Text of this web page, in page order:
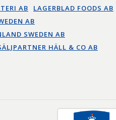
AB
LAGERBLAD FOODS AB
AB
SWEDEN AB
HÄLL & CO AB